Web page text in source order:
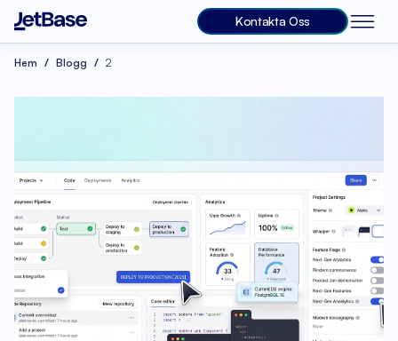
Kontakta Oss
Hem Blogg 2